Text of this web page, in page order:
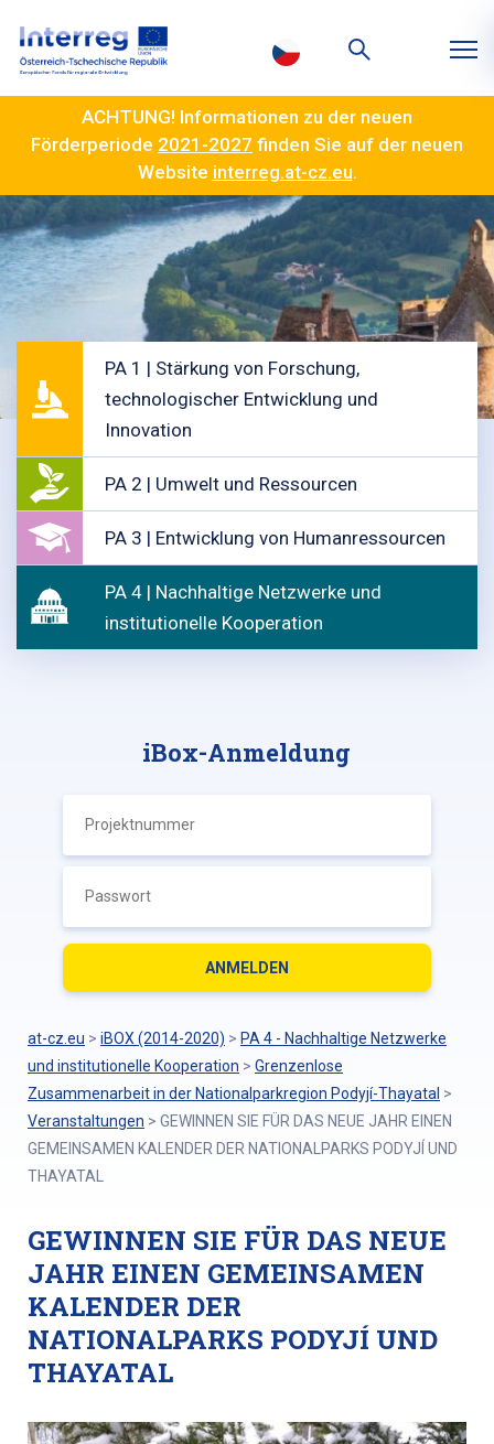
ACHTUNG! Informationen zu der neuen
Förderperiode 2021-2027 finden Sie auf der neuen
Website interreg.at-cz.eu.
PA 1 | Stärkung von Forschung,
technologischer Entwicklung und
Innovation
PA 2 | Umwelt und Ressourcen
PA 3 | Entwicklung von Humanressourcen
PA 4 | Nachhaltige Netzwerke und
institutionelle Kooperation
iBox-Anmeldung
at-cz.eu > iBOX (2014-2020) > PA 4 - Nachhaltige Netzwerke
und institutionelle Kooperation > Grenzenlose
Zusammenarbeit in der Nationalparkregion Podyjí-Thayatal >
Veranstaltungen > GEWINNEN SIE FÜR DAS NEUE JAHR EINEN
GEMEINSAMEN KALENDER DER NATIONALPARKS PODYJÍ UND
THAYATAL
GEWINNEN SIE FÜR DAS NEUE
JAHR EINEN GEMEINSAMEN
KALENDER DER
NATIONALPARKS PODYJÍ UND
THAYATAL